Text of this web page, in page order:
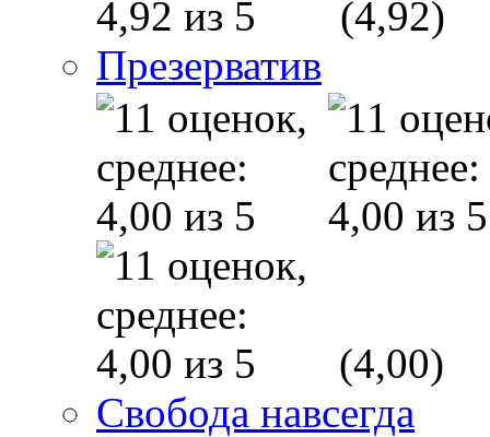
(4,92)
Презерватив
(4,00)
Свобода навсегда